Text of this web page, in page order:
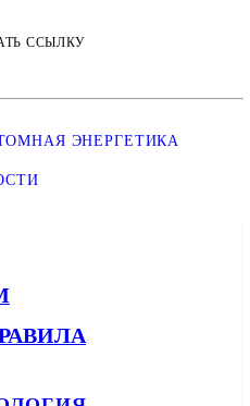
ССЫЛКУ
ЭНЕРГЕТИКА